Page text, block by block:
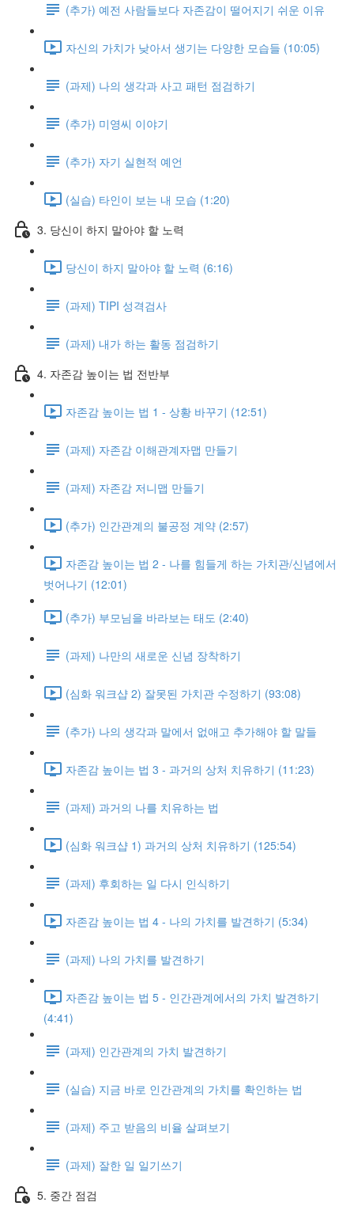
(추가) 예전 사람들보다 자존감이 떨어지기 쉬운 이유
자신의 가치가 낮아서 생기는 다양한 모습들 (10:05)
(과제) 나의 생각과 사고 패턴 점검하기
(추가) 미영씨 이야기
(추가) 자기 실현적 예언
(실습) 타인이 보는 내 모습 (1:20)
3. 당신이 하지 말아야 할 노력
당신이 하지 말아야 할 노력 (6:16)
(과제) TIPI 성격검사
(과제) 내가 하는 활동 점검하기
4. 자존감 높이는 법 전반부
자존감 높이는 법 1 - 상황 바꾸기 (12:51)
(과제) 자존감 이해관계자맵 만들기
(과제) 자존감 저니맵 만들기
(추가) 인간관계의 불공정 계약 (2:57)
자존감 높이는 법 2 - 나를 힘들게 하는 가치관/신념에서
벗어나기 (12:01)
(추가) 부모님을 바라보는 태도 (2:40)
(과제) 나만의 새로운 신념 장착하기
(심화 워크샵 2) 잘못된 가치관 수정하기 (93:08)
(추가) 나의 생각과 말에서 없애고 추가해야 할 말들
자존감 높이는 법 3 - 과거의 상처 치유하기 (11:23)
(과제) 과거의 나를 치유하는 법
(심화 워크샵 1) 과거의 상처 치유하기 (125:54)
(과제) 후회하는 일 다시 인식하기
자존감 높이는 법 4 - 나의 가치를 발견하기 (5:34)
(과제) 나의 가치를 발견하기
자존감 높이는 법 5 - 인간관계에서의 가치 발견하기
(4:41)
(과제) 인간관계의 가치 발견하기
(실습) 지금 바로 인간관계의 가치를 확인하는 법
(과제) 주고 받음의 비율 살펴보기
(과제) 잘한 일 일기쓰기
5. 중간 점검